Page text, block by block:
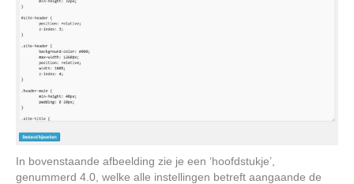
In bovenstaande afbeelding zie je een ‘hoofdstukje’,
genummerd 4.0, welke alle instellingen betreft aangaande de